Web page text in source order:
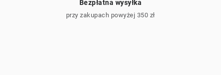
Bezpłatna wysyłka
przy zakupach powyżej 350 zł